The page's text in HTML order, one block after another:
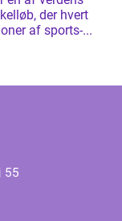
der hvert
af sports-...